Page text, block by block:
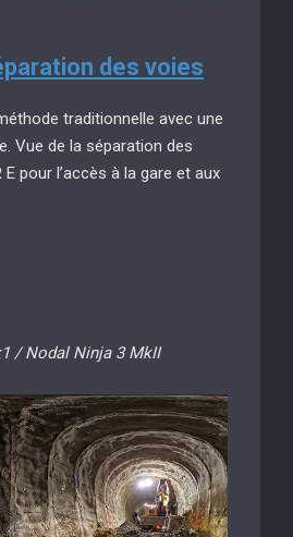
des voies
traditionnelle avec une
Vue de la séparation des
pour l’accès à la gare et aux
/ Nodal Ninja 3 MkII